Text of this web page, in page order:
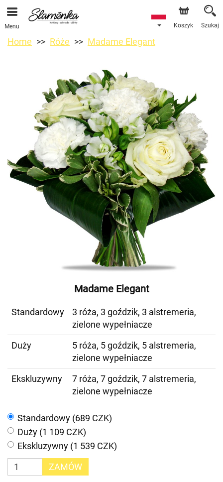
Menu Koszyk Szukaj
Home Róże Madame Elegant
Madame Elegant
Standardowy
3 róża, 3 goździk, 3 alstremeria,
zielone wypełniacze
Duży
5 róża, 5 goździk, 5 alstremeria,
zielone wypełniacze
Ekskluzywny
7 róża, 7 goździk, 7 alstremeria,
zielone wypełniacze
Standardowy (689 CZK)
Duży (1 109 CZK)
Ekskluzywny (1 539 CZK)
ZAMÓW